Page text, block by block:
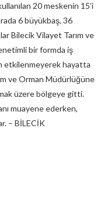
20 meskenin 15’i
6 büyükbaş, 36
Bilecik Vilayet Tarım ve
bir formda iş
etkilenmeyerek hayatta
ve Orman Müdürlüğüne
üzere bölgeye gitti.
muayene ederken,
– BİLECİK